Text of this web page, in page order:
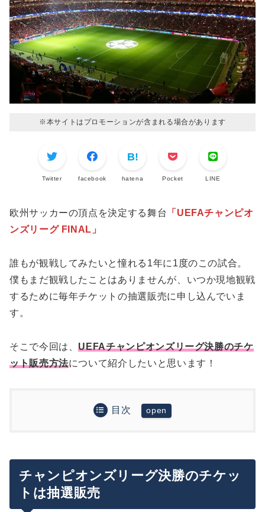
※本サイトはプロモーションが含まれる場合があります
Twitter facebook hatena Pocket LINE
欧州サッカーの頂点を決定する舞台
「UEFAチャンピオ
ンズリーグ FINAL」
誰もが観戦してみたいと憧れる1年に1度のこの試合。
僕もまだ観戦したことはありませんが、いつか現地観戦
するために毎年チケットの抽選販売に申し込んでいま
す。
そこで今回は、UEFAチャンピオンズリーグ決勝のチケ
ット販売方法について紹介したいと思います！
目次
いて
2026年CLファイナルの日程と会場
チケット販売枚数
実際にCL決勝チケットを申し込んでみた！抽選販
売の申し込み手順
チャンピオンズリーグ決勝のチケッ
トは抽選販売